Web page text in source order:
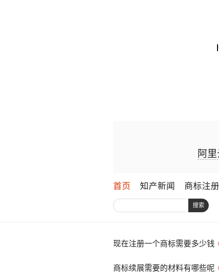
阿
首页 知产新闻 商标注册
搜索
现在注册一个商标需要多少钱
商标续展需要的材料有哪些呢